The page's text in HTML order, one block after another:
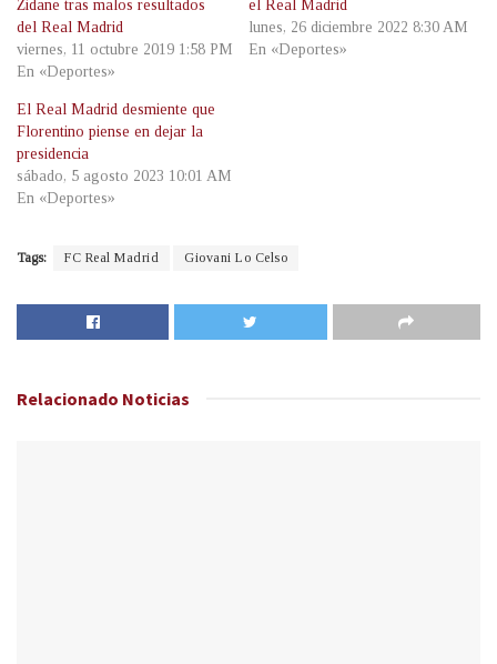
Zidane tras malos resultados
del Real Madrid
viernes, 11 octubre 2019 1:58 PM
En «Deportes»
el Real Madrid
lunes, 26 diciembre 2022 8:30 AM
En «Deportes»
El Real Madrid desmiente que
Florentino piense en dejar la
presidencia
sábado, 5 agosto 2023 10:01 AM
En «Deportes»
Tags: FC Real Madrid Giovani Lo Celso
Relacionado Noticias